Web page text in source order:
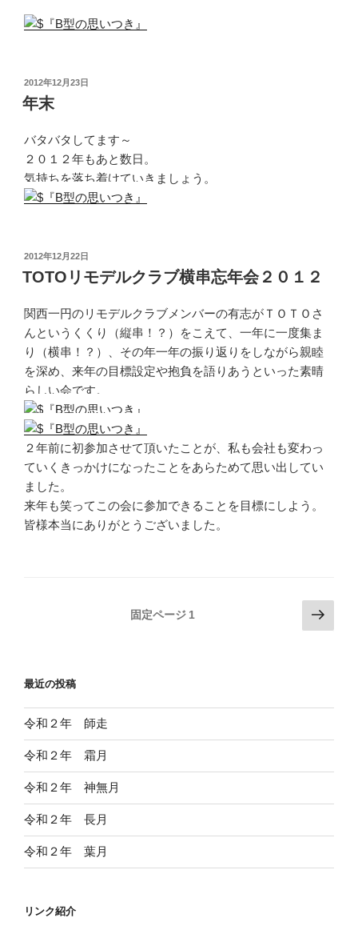
投
稿
日:
2012年12月23日
年末
バタバタしてます～
２０１２年もあと数日。
気持ちを落ち着けていきましょう。
投
稿
日:
2012年12月22日
TOTOリモデルクラブ横串忘年会２０１２
関西一円のリモデルクラブメンバーの有志がＴＯＴＯさ
んというくくり（縦串！？）をこえて、一年に一度集ま
り（横串！？）、その年一年の振り返りをしながら親睦
を深め、来年の目標設定や抱負を語りあうといった素晴
らしい会です。
２年前に初参加させて頂いたことが、私も会社も変わっ
ていくきっかけになったことをあらためて思い出してい
ました。
来年も笑ってこの会に参加できることを目標にしよう。
皆様本当にありがとうございました。
ペ
ジ
送
り
固定ページ 1
次
の
最近の投稿
令和２年 師走
令和２年 霜月
令和２年 神無月
令和２年 長月
令和２年 葉月
リンク紹介